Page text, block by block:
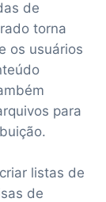
de
torna
os usuários
para
listas de
de